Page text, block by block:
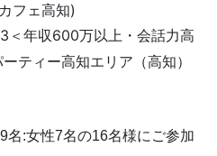
フェ高知)
＜年収600万以上・会話力高
ーティー高知エリア（高知）
名:女性7名の16名様にご参加